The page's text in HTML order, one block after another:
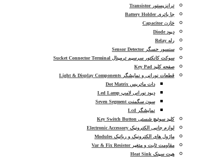
ترانزیستور Transistor
جا باتری Battery Holder
خازن Capacitor
دیود Diode
رله Relay
سنسور حسگر Sensor Detector
سوکت کانکتور سرسیم ترمینال Sucket Connector Terminal
صفحه کلید Key Pad
قطعات نورانی و نمایشگر Light & Display Components
دات ماتریس Dot Matrix
دیود نورانی لامپ Led Lamp
سون سگمنت Seven Segment
نمایشگر Lcd
کلید سوئیچ شستی Key Switch Button
لوازم جانبی الکترونیک Electronic Accessory
ماژول های الکترونیک و رباتیک Modules
مقاومت ثابت و متغیر Var & Fix Resistor
هیت سینک Heat Sink